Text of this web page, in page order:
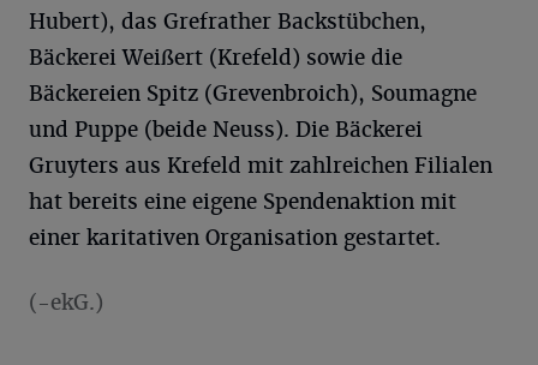
Hubert), das Grefrather Backstübchen,
Bäckerei Weißert (Krefeld) sowie die
Bäckereien Spitz (Grevenbroich), Soumagne
und Puppe (beide Neuss). Die Bäckerei
Gruyters aus Krefeld mit zahlreichen Filialen
hat bereits eine eigene Spendenaktion mit
einer karitativen Organisation gestartet.
(-ekG.)